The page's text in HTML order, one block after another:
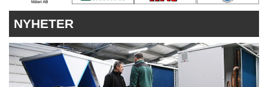
ANNONSERA
NYHETER